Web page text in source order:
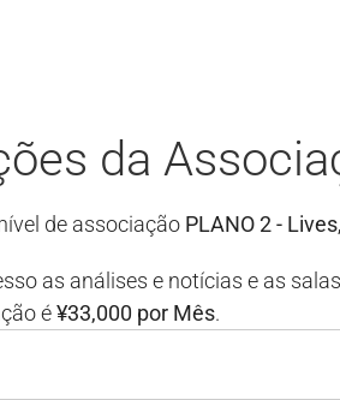
da
de associação PLANO 2 -
as análises e notícias e as
é¥33,000 por Mês.